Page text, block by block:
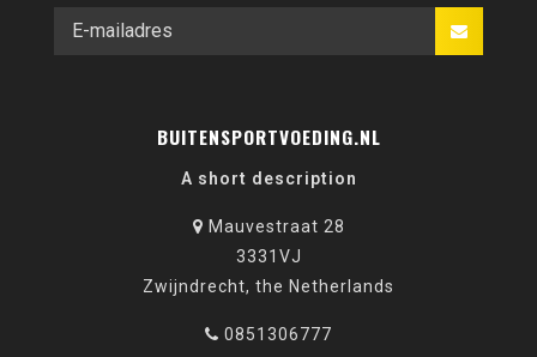
BUITENSPORTVOEDING.NL
A short description
Mauvestraat 28
3331VJ
Zwijndrecht, the Netherlands
0851306777